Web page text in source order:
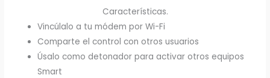
Características.
Vincúlalo a tu módem por Wi-Fi
Comparte el control con otros usuarios
Úsalo como detonador para activar otros equipos
Smart